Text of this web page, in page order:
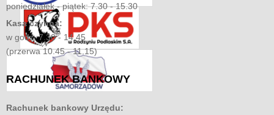
poniedziałek - piątek: 7.30 - 15.30
Kasa czynna:
w godz. 7.30 - 14.45
(przerwa 10.45 - 11.15)
RACHUNEKBANKOWY
Rachunek bankowy Urzędu: